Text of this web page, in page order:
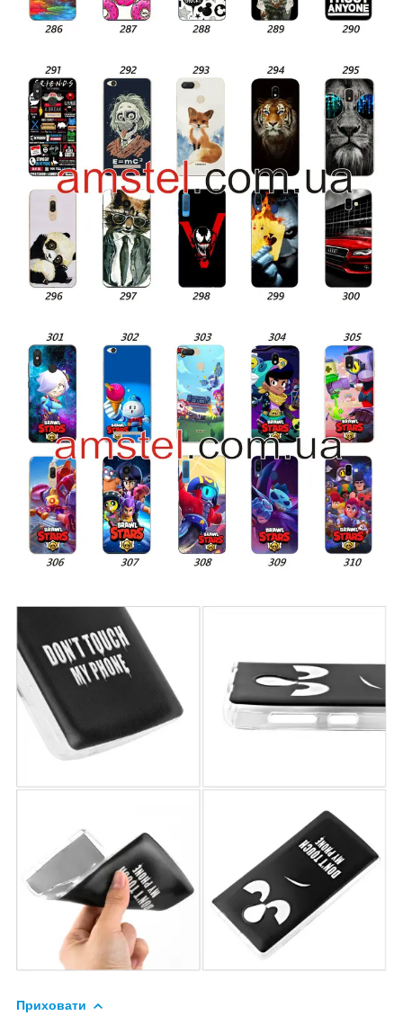
Приховати